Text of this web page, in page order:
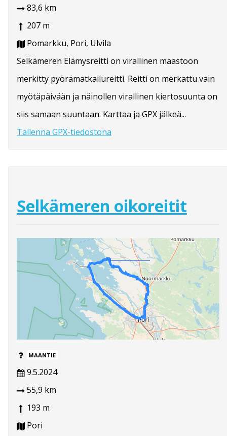
83,6 km
207 m
Pomarkku, Pori, Ulvila
Selkämeren Elämysreitti on virallinen maastoon
merkitty pyörämatkailureitti. Reitti on merkattu vain
myötäpäivään ja näinollen virallinen kiertosuunta on
siis samaan suuntaan. Karttaa ja GPX jälkeä...
Tallenna GPX-tiedostona
Selkämeren oikoreitit
MAANTIE
9.5.2024
55,9 km
193 m
Pori